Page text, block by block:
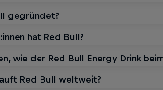
gegründet?
hat Red Bull?
wie der Red Bull Energy Drink
Red Bull weltweit?DER GESCHMACK DER